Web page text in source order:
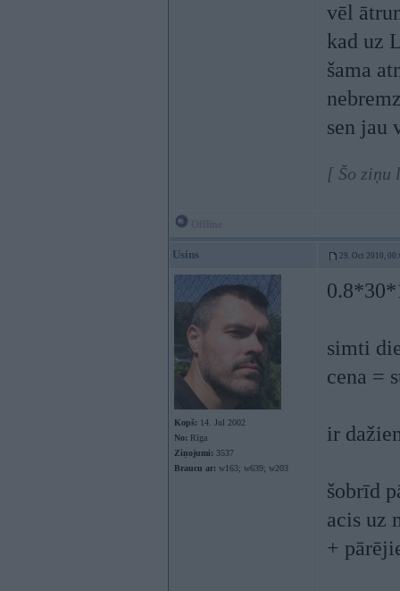
vēl
kad uz
šama
sen jau
[ Šo ziņu
Usins 29. Oct 2010,
Kopš: 14. Jul 2002
No: Rīga
Ziņojumi: 3537
Braucu ar: w163; w639; w203
simti
cena =
ir
šobrīd
acis uz
+